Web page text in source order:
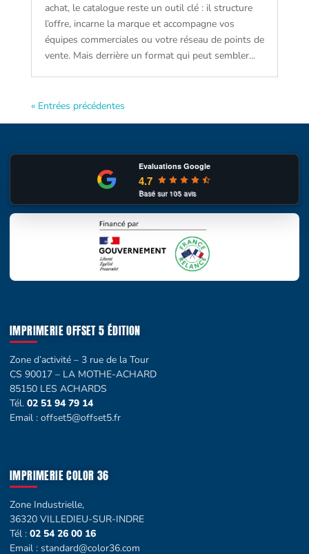
achat, le catalogue reste un outil clé : il structure
l’offre, incarne la marque et accompagne vos
équipes commerciales ou votre réseau de points de
vente. Mais derrière un format qui peut sembler...
« Entrées précédentes
Evaluations Google
4.7
Basé sur105avis
IMPRIMERIE OFFSET 5 ÉDITION
Zone d’activité – 3 rue de la Tour
CS 90017 – LA MOTHE-ACHARD
85150 LES ACHARDS
Tél. 02 51 94 79 14
Email : offset5@offset5.fr
IMPRIMERIE COLOR 36
Zone Industrielle,
36320 VILLEDIEU-SUR-INDRE
Tél : 02 54 26 00 16
Email : standard@color36.com